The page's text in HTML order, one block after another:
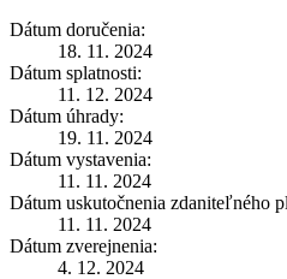
Dátum doručenia:
18. 11. 2024
Dátum splatnosti:
11. 12. 2024
Dátum úhrady:
19. 11. 2024
Dátum vystavenia:
11. 11. 2024
Dátum uskutočnenia zdaniteľného
11. 11. 2024
Dátum zverejnenia:
4. 12. 2024